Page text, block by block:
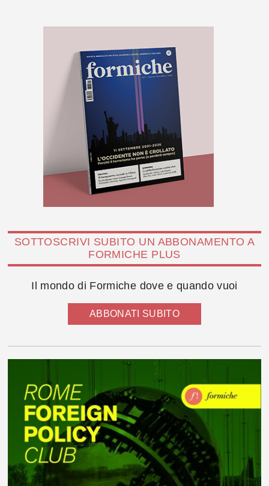
SOTTOSCRIVI SUBITO UN ABBONAMENTO A
FORMICHE PLUS
Il mondo di Formiche dove e quando vuoi
ABBONATI SUBITO